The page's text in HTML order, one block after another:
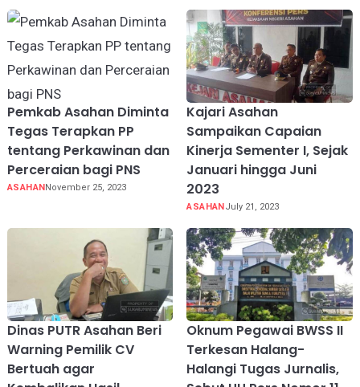
Pemkab Asahan Diminta
Tegas Terapkan PP
tentang Perkawinan dan
Perceraian bagi PNS
ASAHAN November 25, 2023
Kajari Asahan
Sampaikan Capaian
Kinerja Sementer I, Sejak
Januari hingga Juni
2023
ASAHAN July 21, 2023
Dinas PUTR Asahan Beri
Warning Pemilik CV
Bertuah agar
Oknum Pegawai BWSS II
Terkesan Halang-
Halangi Tugas Jurnalis,